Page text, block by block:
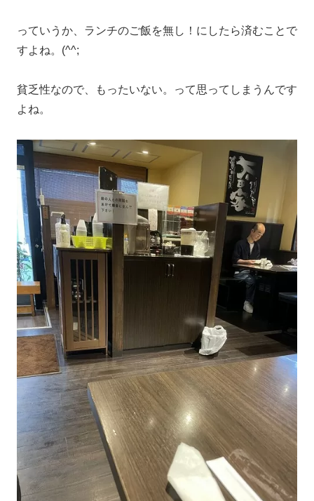
っていうか、ランチのご飯を無し！にしたら済むことで
すよね。(^^;
貧乏性なので、もったいない。って思ってしまうんです
よね。